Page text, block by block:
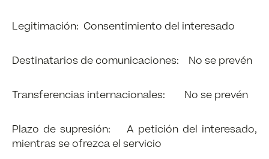
Legitimación: Consentimiento del interesado
Destinatarios de comunicaciones: No se prevén
Transferencias internacionales: No se prevén
Plazo de supresión: A petición del interesado,
mientras se ofrezca el servicio